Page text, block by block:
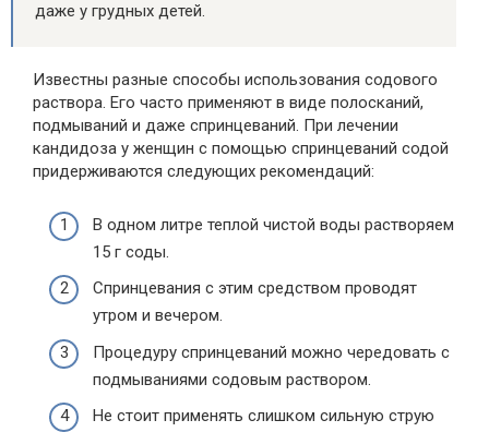
даже у грудных детей.
Известны разные способы использования содового
раствора. Его часто применяют в виде полосканий,
подмываний и даже спринцеваний. При лечении
кандидоза у женщин с помощью спринцеваний содой
придерживаются следующих рекомендаций:
В одном литре теплой чистой воды растворяем
15 г соды.
Спринцевания с этим средством проводят
утром и вечером.
Процедуру спринцеваний можно чередовать с
подмываниями содовым раствором.
Не стоит применять слишком сильную струю